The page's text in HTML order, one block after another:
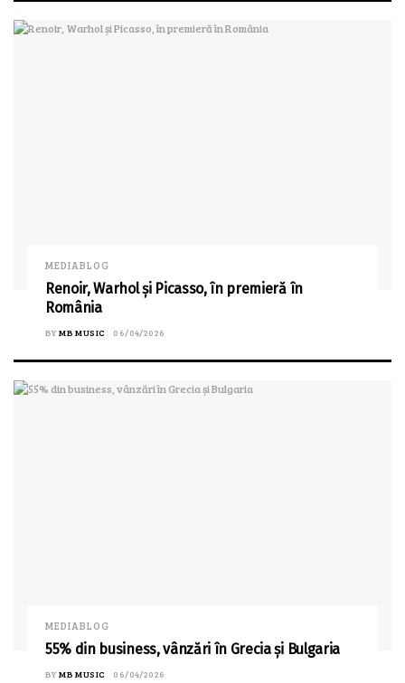
MEDIABLOG
Renoir, Warhol și Picasso, în premieră în
România
BY MB MUSIC 06/04/2026
MEDIABLOG
55% din business, vânzări în Grecia și Bulgaria
BY MB MUSIC 06/04/2026